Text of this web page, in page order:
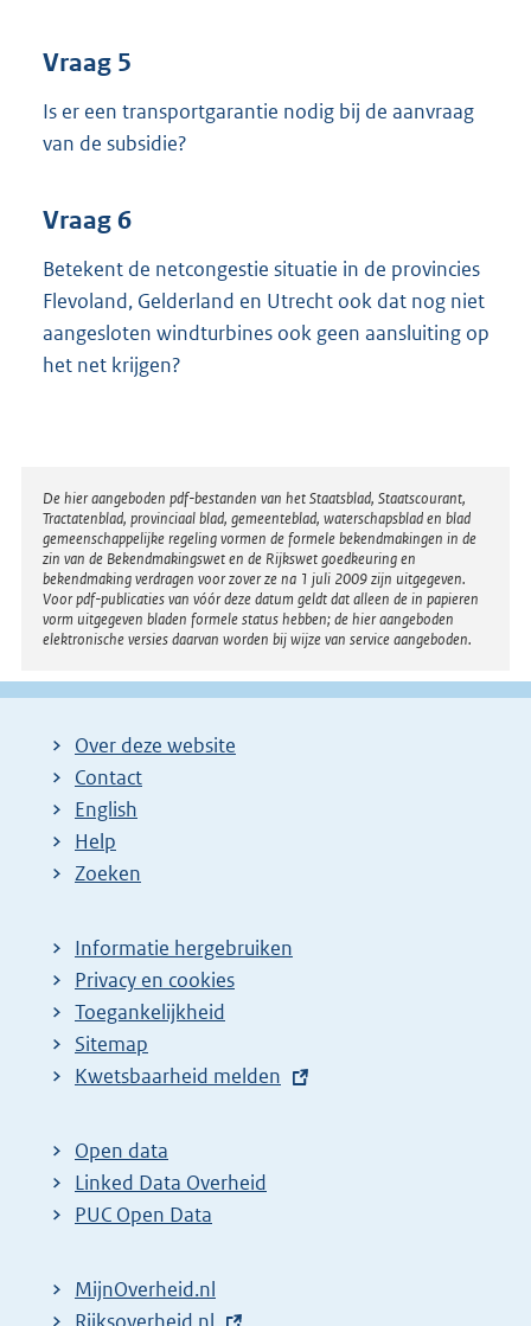
Vraag 5
Is er een transportgarantie nodig bij de aanvraag
van de subsidie?
Vraag 6
Betekent de netcongestie situatie in de provincies
Flevoland, Gelderland en Utrecht ook dat nog niet
aangesloten windturbines ook geen aansluiting op
het net krijgen?
Disclaimer
De hier aangeboden pdf-bestanden van het Staatsblad, Staatscourant,
Tractatenblad, provinciaal blad, gemeenteblad, waterschapsblad en blad
gemeenschappelijke regeling vormen de formele bekendmakingen in de
zin van de Bekendmakingswet en de Rijkswet goedkeuring en
bekendmaking verdragen voor zover ze na 1 juli 2009 zijn uitgegeven.
Voor pdf-publicaties van vóór deze datum geldt dat alleen de in papieren
vorm uitgegeven bladen formele status hebben; de hier aangeboden
elektronische versies daarvan worden bij wijze van service aangeboden.
Over deze website
Contact
English
Help
Zoeken
Informatie hergebruiken
Privacy en cookies
Toegankelijkheid
Sitemap
E
t
e
r
l
Kwetsbaarheid melden
Open data
Linked Data Overheid
PUC Open Data
MijnOverheid.nl
E
Rijksoverheid.nl